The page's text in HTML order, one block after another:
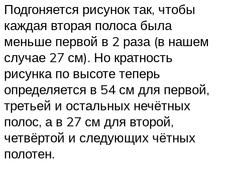
Подгоняется рисунок так, чтобы
каждая вторая полоса была
меньше первой в 2 раза (в нашем
случае 27 см). Но кратность
рисунка по высоте теперь
определяется в 54 см для первой,
третьей и остальных нечётных
полос, а в 27 см для второй,
четвёртой и следующих чётных
полотен.